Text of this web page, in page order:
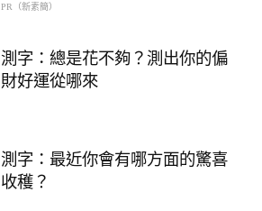
PR（新素簡）
測字：總是花不夠？測出你的偏
財好運從哪來
測字：最近你會有哪方面的驚喜
收穫？